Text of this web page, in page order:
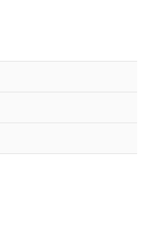
者が、当社の製
客様との取
れている法人を
含有証明書
基準）
含有を証明す